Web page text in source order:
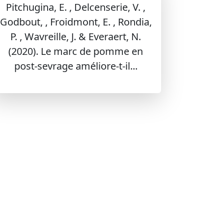
Pitchugina, E. , Delcenserie, V. ,
Godbout, , Froidmont, E. , Rondia,
P. , Wavreille, J. & Everaert, N.
(2020). Le marc de pomme en
post-sevrage améliore-t-il...